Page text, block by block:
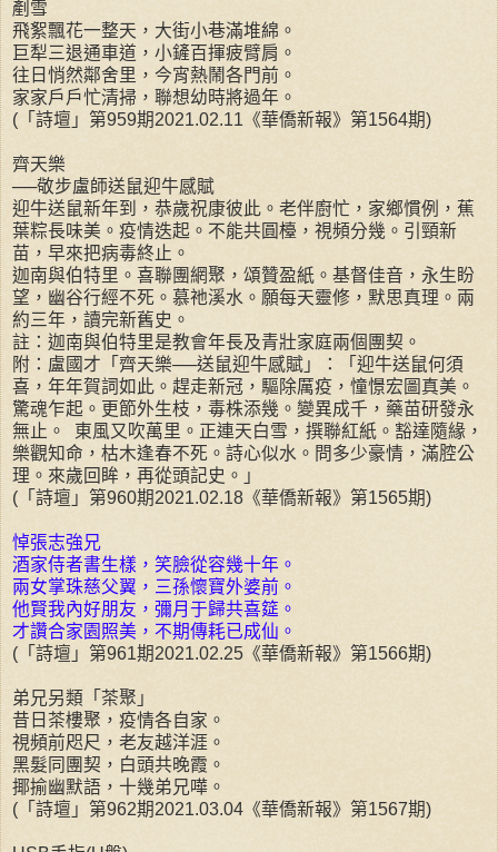
剷雪
飛絮飄花一整天，大街小巷滿堆綿。
巨犁三退通車道，小鏟百揮疲臂肩。
往日悄然鄰舍里，今宵熱鬧各門前。
家家戶戶忙清掃，聯想幼時將過年。
(「詩壇」第959期2021.02.11《華僑新報》第1564期)
齊天樂
──敬步盧師送鼠迎牛感賦
迎牛送鼠新年到，恭歲祝康彼此。老伴廚忙，家鄉慣例，蕉
葉粽長味美。疫情迭起。不能共圓檯，視頻分幾。引頸新
苗，早來把病毒終止。
迦南與伯特里。喜聯團網聚，頌贊盈紙。基督佳音，永生盼
望，幽谷行經不死。慕祂溪水。願每天靈修，默思真理。兩
約三年，讀完新舊史。
註：迦南與伯特里是教會年長及青壯家庭兩個團契。
附：盧國才「齊天樂──送鼠迎牛感賦」：「迎牛送鼠何須
喜，年年賀詞如此。趕走新冠，驅除厲疫，憧憬宏圖真美。
驚魂乍起。更節外生枝，毒株添幾。變異成千，藥苗研發永
無止。 東風又吹萬里。正連天白雪，撰聯紅紙。豁達隨緣，
樂觀知命，枯木逢春不死。詩心似水。問多少豪情，滿腔公
理。來歲回眸，再從頭記史。」
(「詩壇」第960期2021.02.18《華僑新報》第1565期)
悼張志強兄
酒家侍者書生樣，笑臉從容幾十年。
兩女掌珠慈父翼，三孫懷寶外婆前。
他賢我內好朋友，彌月于歸共喜筵。
才讚合家園照美，不期傳耗已成仙。
(「詩壇」第961期2021.02.25《華僑新報》第1566期)
弟兄另類「茶聚」
昔日茶樓聚，疫情各自家。
視頻前咫尺，老友越洋涯。
黑髮同團契，白頭共晚霞。
揶揄幽默語，十幾弟兄嘩。
(「詩壇」第962期2021.03.04《華僑新報》第1567期)